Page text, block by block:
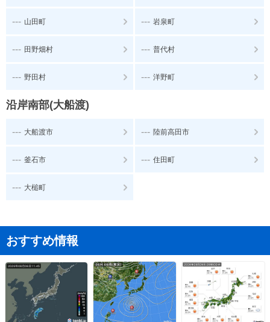
--- 山田町 --- 岩泉町
--- 田野畑村 --- 普代村
--- 野田村 --- 洋野町
沿岸南部(大船渡)
--- 大船渡市 --- 陸前高田市
--- 釜石市 --- 住田町
--- 大槌町
おすすめ情報